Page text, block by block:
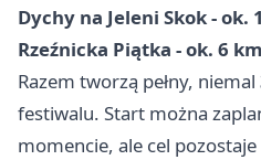
Dychy na Jeleni Skok - ok.
Rzeźnicka Piątka - ok. 6 km
Razem tworzą pełny, niemal
festiwalu. Start można
momencie, ale cel